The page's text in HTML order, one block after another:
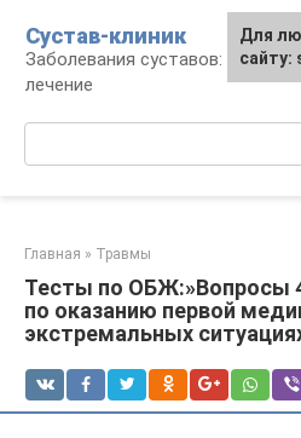
контенту
Сустав-клиник
Заболевания суставов:
лечение
Главная » Травмы
Тесты по ОБЖ:»Вопросы
по оказанию первой
экстремальных
Для
сайту: